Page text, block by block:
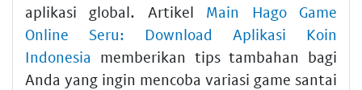
aplikasi global. Artikel Main Hago Game
Online Seru: Download Aplikasi Koin
Indonesia memberikan tips tambahan bagi
Anda yang ingin mencoba variasi game santai